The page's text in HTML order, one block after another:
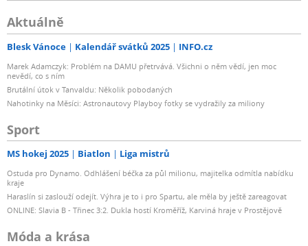
Aktuálně
Blesk Vánoce Kalendář svátků 2025 INFO.cz
Marek Adamczyk: Problém na DAMU přetrvává. Všichni o něm vědí, jen moc
nevědí, co s ním
Brutální útok v Tanvaldu: Několik pobodaných
Nahotinky na Měsíci: Astronautovy Playboy fotky se vydražily za miliony
Sport
MS hokej 2025 Biatlon Liga mistrů
Ostuda pro Dynamo. Odhlášení béčka za půl milionu, majitelka odmítla nabídku
kraje
Haraslín si zaslouží odejít. Výhra je to i pro Spartu, ale měla by ještě zareagovat
ONLINE: Slavia B - Třinec 3:2. Dukla hostí Kroměříž, Karviná hraje v Prostějově
Móda a krása